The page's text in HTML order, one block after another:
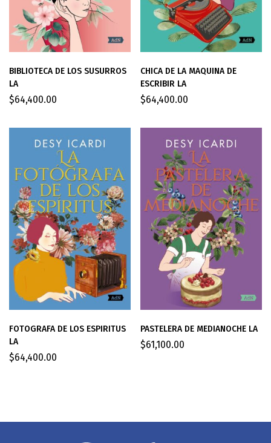
BIBLIOTECA DE LOS SUSURROS
LA
$64,400.00
CHICA DE LA MAQUINA DE
ESCRIBIR LA
$64,400.00
FOTOGRAFA DE LOS ESPIRITUS
LA
$64,400.00
PASTELERA DE MEDIANOCHE LA
$61,100.00